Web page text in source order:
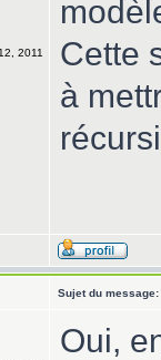
2011
Cette
à
Sujet du message:
Oui,